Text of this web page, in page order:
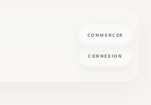
COMMENCER
CONNEXION